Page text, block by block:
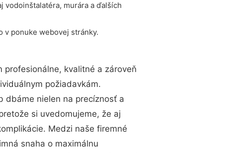
vodoinštalatéra, murára a ďalších
v ponuke webovej stránky.
profesionálne, kvalitné a zároveň
požiadavkám.
dbáme nielen na precíznosť a
si uvedomujeme, že aj
Medzi naše firemné
snaha o maximálnu